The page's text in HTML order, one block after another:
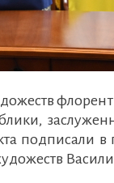
подписали в